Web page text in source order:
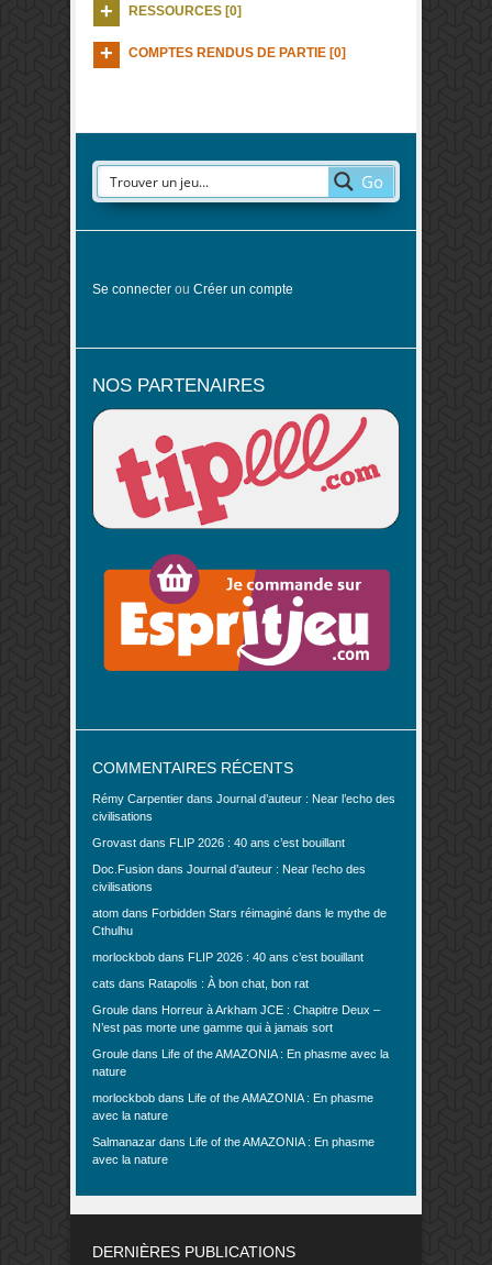
RESSOURCES [0]
COMPTES RENDUS DE PARTIE [0]
Go
Se connecter ou Créer un compte
NOS PARTENAIRES
COMMENTAIRES RÉCENTS
Rémy Carpentier dans Journal d’auteur : Near l’echo des
civilisations
Grovast dans FLIP 2026 : 40 ans c’est bouillant
Doc.Fusion dans Journal d’auteur : Near l’echo des
civilisations
atom dans Forbidden Stars réimaginé dans le mythe de
Cthulhu
morlockbob dans FLIP 2026 : 40 ans c’est bouillant
cats dans Ratapolis : À bon chat, bon rat
Groule dans Horreur à Arkham JCE : Chapitre Deux –
N’est pas morte une gamme qui à jamais sort
Groule dans Life of the AMAZONIA : En phasme avec la
nature
morlockbob dans Life of the AMAZONIA : En phasme
avec la nature
Salmanazar dans Life of the AMAZONIA : En phasme
avec la nature
DERNIÈRES PUBLICATIONS